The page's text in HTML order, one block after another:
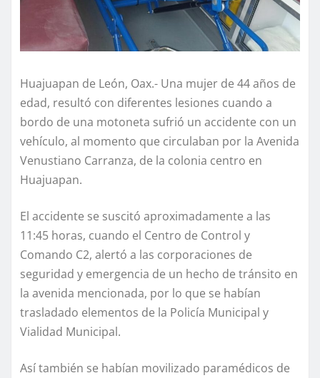
Huajuapan de León, Oax.- Una mujer de 44 años de
edad, resultó con diferentes lesiones cuando a
bordo de una motoneta sufrió un accidente con un
vehículo, al momento que circulaban por la Avenida
Venustiano Carranza, de la colonia centro en
Huajuapan.
El accidente se suscitó aproximadamente a las
11:45 horas, cuando el Centro de Control y
Comando C2, alertó a las corporaciones de
seguridad y emergencia de un hecho de tránsito en
la avenida mencionada, por lo que se habían
trasladado elementos de la Policía Municipal y
Vialidad Municipal.
Así también se habían movilizado paramédicos de